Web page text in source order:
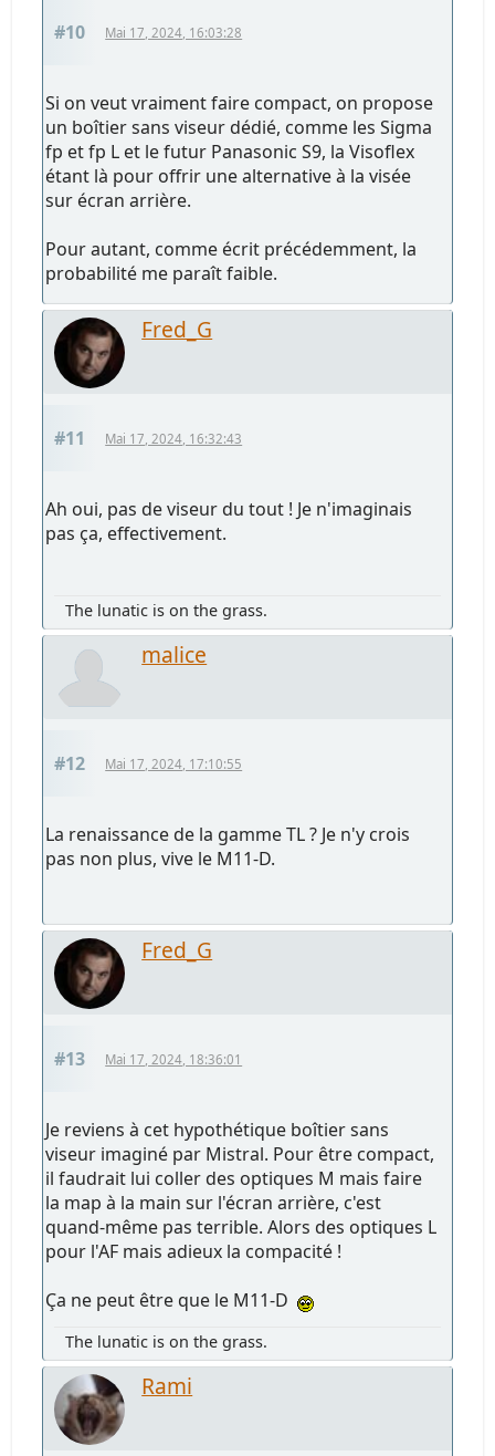
#10 Mai 17, 2024, 16:03:28
Si on veut vraiment faire compact, on propose
un boîtier sans viseur dédié, comme les Sigma
fp et fp L et le futur Panasonic S9, la Visoflex
étant là pour offrir une alternative à la visée
sur écran arrière.
Pour autant, comme écrit précédemment, la
probabilité me paraît faible.
Fred_G
#11 Mai 17, 2024, 16:32:43
Ah oui, pas de viseur du tout ! Je n'imaginais
pas ça, effectivement.
The lunatic is on the grass.
malice
#12 Mai 17, 2024, 17:10:55
La renaissance de la gamme TL ? Je n'y crois
pas non plus, vive le M11-D.
Fred_G
#13 Mai 17, 2024, 18:36:01
Je reviens à cet hypothétique boîtier sans
viseur imaginé par Mistral. Pour être compact,
il faudrait lui coller des optiques M mais faire
la map à la main sur l'écran arrière, c'est
quand-même pas terrible. Alors des optiques L
pour l'AF mais adieux la compacité !
Ça ne peut être que le M11-D
The lunatic is on the grass.
Rami